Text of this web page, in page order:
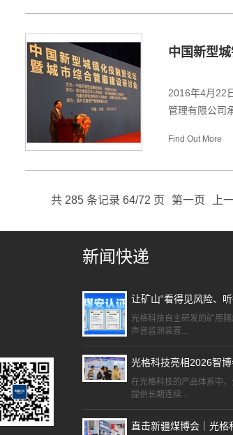
中国新型
2016年4月22
管理有限公司
Find Out More
共 285 条记录 64/72 页 第一页 上
新闻快递
让矿山“看得见风险、听
光格科技自主研发的矿用
声音监测装置...
光格科技亮相2026智博
在光格科技的产品体系中
提供长期连续...
直击新疆煤博会｜光格